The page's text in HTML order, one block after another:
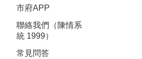
市府APP
聯絡我們（陳情系
統 1999）
常見問答